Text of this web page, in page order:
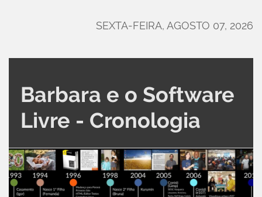
SEXTA-FEIRA, AGOSTO 07, 2026
Barbara e o Software
Livre - Cronologia